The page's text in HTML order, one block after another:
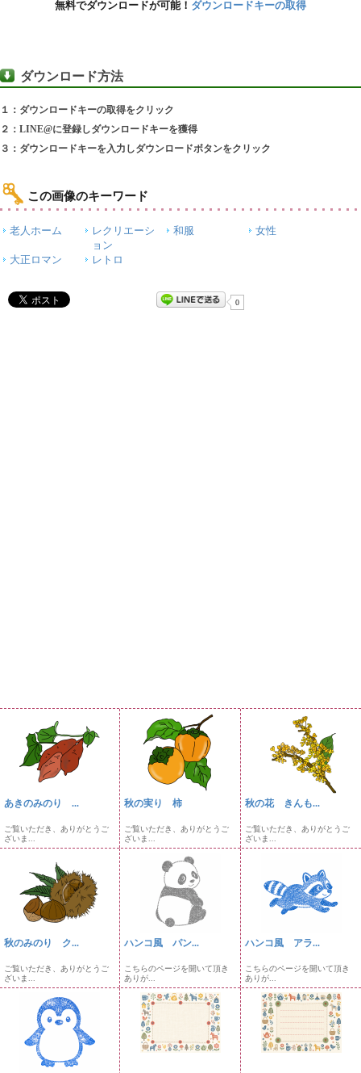
無料でダウンロードが可能！ ダウンロードキーの取得
ダウンロード方法
１：ダウンロードキーの取得をクリック
２：LINE@に登録しダウンロードキーを獲得
３：ダウンロードキーを入力しダウンロードボタンをクリック
この画像のキーワード
老人ホーム
レクリエーシ
ョン
和服 女性
大正ロマン レトロ
0
あきのみのり ...
ご覧いただき、ありがとうご
ざいま...
秋の実り 柿
ご覧いただき、ありがとうご
ざいま...
秋の花 きんも...
ご覧いただき、ありがとうご
ざいま...
秋のみのり ク...
ご覧いただき、ありがとうご
ざいま...
ハンコ風 パン...
こちらのページを開いて頂き
ありが...
ハンコ風 アラ...
こちらのページを開いて頂き
ありが...